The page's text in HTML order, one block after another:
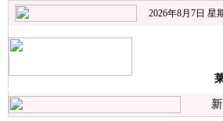
2026年8月7日